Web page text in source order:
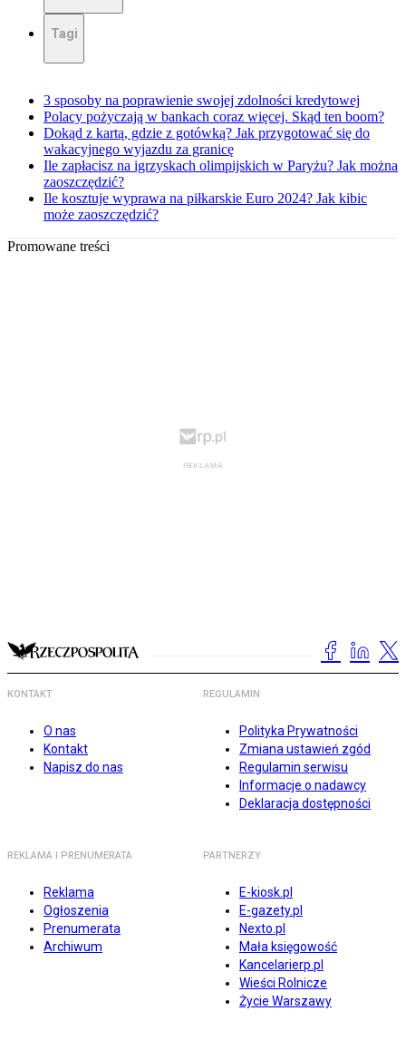
Tagi
3 sposoby na poprawienie swojej zdolności kredytowej
Polacy pożyczają w bankach coraz więcej. Skąd ten boom?
Dokąd z kartą, gdzie z gotówką? Jak przygotować się do
wakacyjnego wyjazdu za granicę
Ile zapłacisz na igrzyskach olimpijskich w Paryżu? Jak można
zaoszczędzić?
Ile kosztuje wyprawa na piłkarskie Euro 2024? Jak kibic
może zaoszczędzić?
Promowane treści
KONTAKT
O nas
Kontakt
Napisz do nas
REGULAMIN
Polityka Prywatności
Zmiana ustawień zgód
Regulamin serwisu
Informacje o nadawcy
Deklaracja dostępności
REKLAMA I PRENUMERATA
Reklama
Ogłoszenia
Prenumerata
Archiwum
PARTNERZY
E-kiosk.pl
E-gazety.pl
Nexto.pl
Mała księgowość
Kancelarierp.pl
Wieści Rolnicze
Życie Warszawy